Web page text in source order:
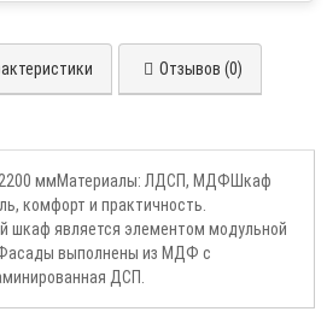
Отзывов (0)
ммМатериалы: ЛДСП, МДФШкаф
комфорт и практичность.
шкаф является элементом модульной
выполнены из МДФ с
ДСП.